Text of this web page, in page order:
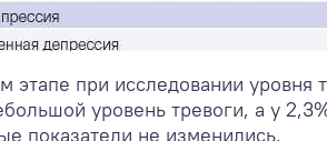
этапе при исследовании
уровень тревоги, а у
показатели не изменились.